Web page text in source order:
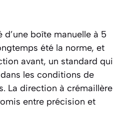
d’une boîte manuelle à 5
été la norme, et
avant, un standard qui
les conditions de
La direction à crémaillère
entre précision et